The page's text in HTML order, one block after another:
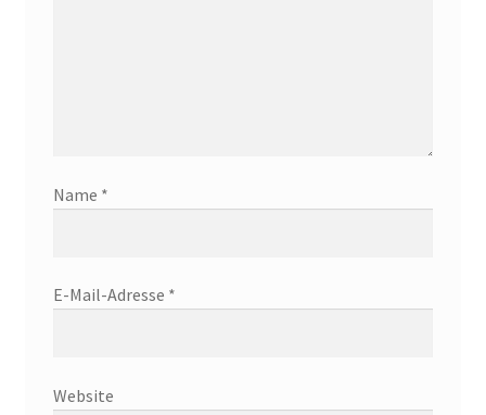
Name *
E-Mail-Adresse *
Website